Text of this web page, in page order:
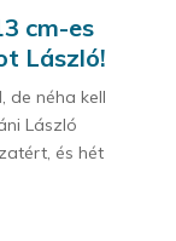
cm-es
László!
de néha kell
László
és hét